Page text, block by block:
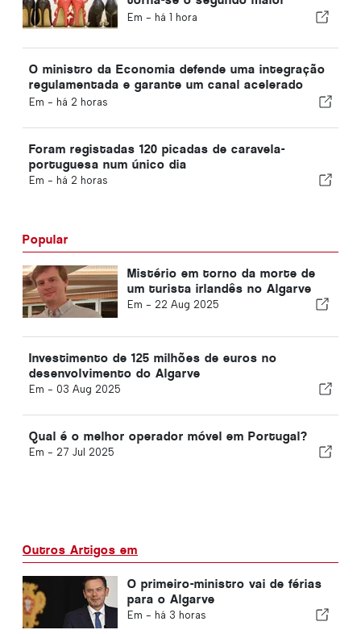
produtor de calçado da Europa
Em - há 1 hora
O ministro da Economia defende uma integração
regulamentada e garante um canal acelerado
para os imigrantes
Em - há 2 horas
Foram registadas 120 picadas de caravela-
portuguesa num único dia
Em - há 2 horas
Popular
Mistério em torno da morte de
um turista irlandês no Algarve
Em - 22 Aug 2025
Investimento de 125 milhões de euros no
desenvolvimento do Algarve
Em - 03 Aug 2025
Qual é o melhor operador móvel em Portugal?
Em - 27 Jul 2025
Outros Artigos em
O primeiro-ministro vai de férias
para o Algarve
Em - há 3 horas